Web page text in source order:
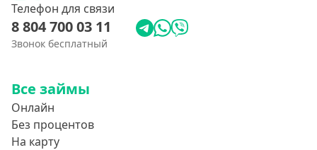
Телефон для связи
8 804 700 03 11
Звонок бесплатный
Все займы
Онлайн
Без процентов
На карту